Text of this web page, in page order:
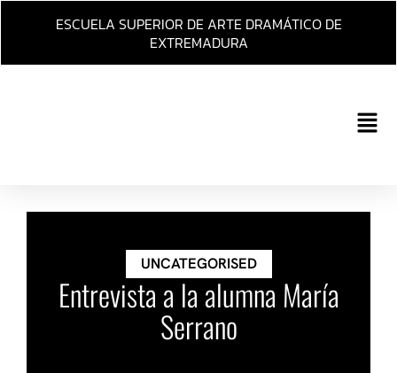
Ir
ESCUELA SUPERIOR DE ARTE DRAMÁTICO DE
EXTREMADURA
Main
UNCATEGORISED
Entrevista a la alumna María
Serrano